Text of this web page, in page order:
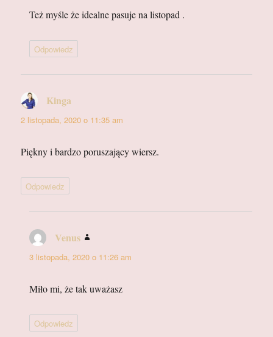
Też myśle że idealne pasuje na listopad .
Odpowiedz
Kinga
2 listopada, 2020 o 11:35 am
Piękny i bardzo poruszający wiersz.
Odpowiedz
Venus
3 listopada, 2020 o 11:26 am
Miło mi, że tak uważasz
Odpowiedz